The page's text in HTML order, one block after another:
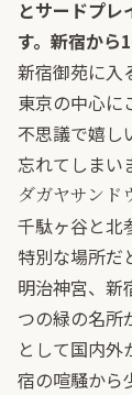
とサードプ
す。新宿から
新宿御苑に入
東京の中心に
不思議で嬉し
忘れてしまい
ダガヤサンド
千駄ヶ谷と北
特別な場所だ
明治神宮、
つの緑の名所
として国内外
宿の喧騒から